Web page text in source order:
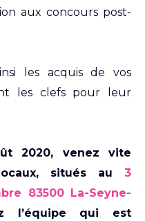
aux concours post-
les acquis de vos
les clefs pour leur
2020, venez vite
situés au 3
83500 La-Seyne-
l’équipe qui est